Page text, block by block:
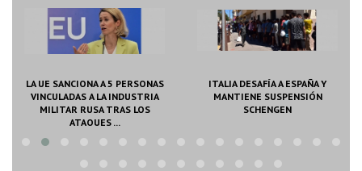
LA UE SANCIONA A 5 PERSONAS
VINCULADAS A LA INDUSTRIA
MILITAR RUSA TRAS LOS
ATAQUES ...
ITALIA DESAFÍA A ESPAÑA Y
MANTIENE SUSPENSIÓN
SCHENGEN